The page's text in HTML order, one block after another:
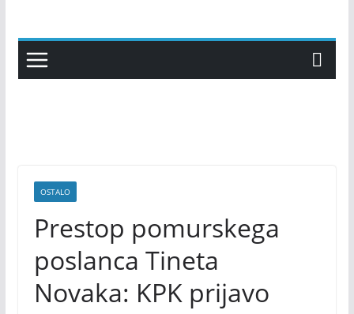
content
OSTALO
Prestop pomurskega
poslanca Tineta
Novaka: KPK prijavo